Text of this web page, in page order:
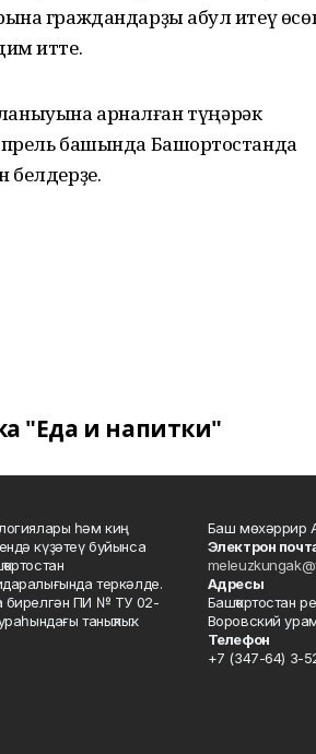
граждандарҙы ҡабул итеү
итте.
арналған түңәрәк
башында Башҡортостанда
белдерҙе.
"Еда и напитки"
һәм киң
күҙәтеү буйынса
теркәлде.
бирелгән ПИ № ТУ 02-
таныҡлыҡ.
Баш мөхәррир
Электрон
Адресы
Башҡортостан
Воровский
Телефон
+7 (347-64) 3-